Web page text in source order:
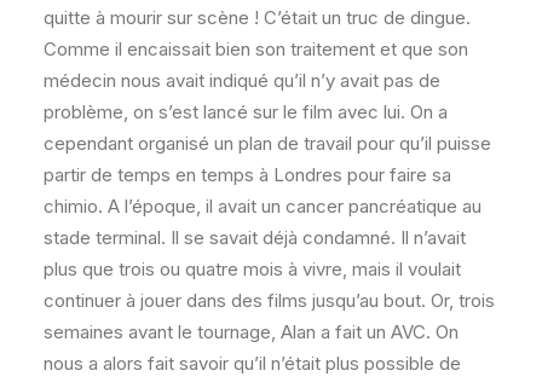
quitte à mourir sur scène ! C’était un truc de dingue.
Comme il encaissait bien son traitement et que son
médecin nous avait indiqué qu’il n’y avait pas de
problème, on s’est lancé sur le film avec lui. On a
cependant organisé un plan de travail pour qu’il puisse
partir de temps en temps à Londres pour faire sa
chimio. A l’époque, il avait un cancer pancréatique au
stade terminal. Il se savait déjà condamné. Il n’avait
plus que trois ou quatre mois à vivre, mais il voulait
continuer à jouer dans des films jusqu’au bout. Or, trois
semaines avant le tournage, Alan a fait un AVC. On
nous a alors fait savoir qu’il n’était plus possible de